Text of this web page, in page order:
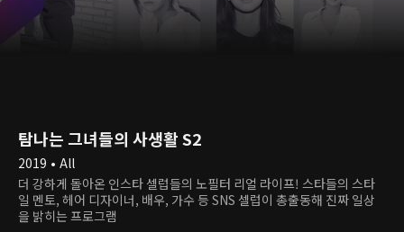
탐나는 그녀들의 사생활 S2
2019 • All
더 강하게 돌아온 인스타 셀럽들의 노필터 리얼 라이프! 스타들의 스타
일 멘토, 헤어 디자이너, 배우, 가수 등 SNS 셀럽이 총출동해 진짜 일상
을 밝히는 프로그램